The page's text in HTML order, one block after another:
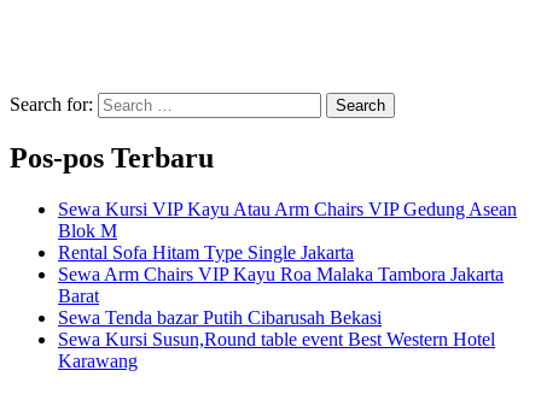
Search for: Search
Pos-pos Terbaru
Sewa Kursi VIP Kayu Atau Arm Chairs VIP Gedung Asean
Blok M
Rental Sofa Hitam Type Single Jakarta
Sewa Arm Chairs VIP Kayu Roa Malaka Tambora Jakarta
Barat
Sewa Tenda bazar Putih Cibarusah Bekasi
Sewa Kursi Susun,Round table event Best Western Hotel
Karawang